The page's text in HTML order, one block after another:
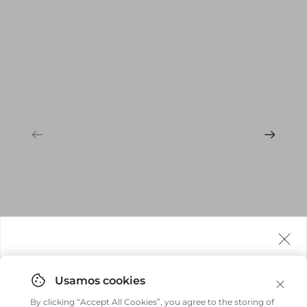
By clicking “Accept All Cookies”, you agree to the storing of